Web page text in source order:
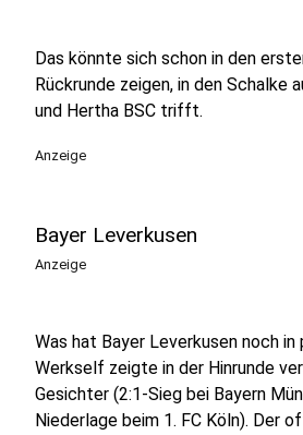
Das könnte sich schon in den
Rückrunde zeigen, in den Schalke
und Hertha BSC trifft.
Anzeige
Bayer Leverkusen
Anzeige
Was hat Bayer Leverkusen noch
Werkself zeigte in der Hinrunde
Gesichter (2:1-Sieg bei Bayern
Niederlage beim 1. FC Köln). Der